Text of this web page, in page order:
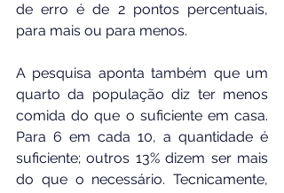
de erro é de 2 pontos percentuais,
para mais ou para menos.
A pesquisa aponta também que um
quarto da população diz ter menos
comida do que o suficiente em casa.
Para 6 em cada 10, a quantidade é
suficiente; outros 13% dizem ser mais
do que o necessário. Tecnicamente,